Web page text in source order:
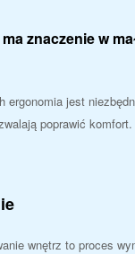
znaczenie w
ergonomia jest
poprawić
wnętrz to proces